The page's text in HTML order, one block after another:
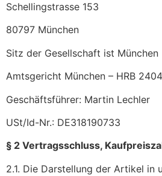
Schellingstrasse 153
80797 München
Sitz der Gesellschaft ist München
Amtsgericht München – HRB
Geschäftsführer: Martin Lechler
USt/Id-Nr.: DE318190733
§ 2 Vertragsschluss,
2.1. Die Darstellung der Artikel in